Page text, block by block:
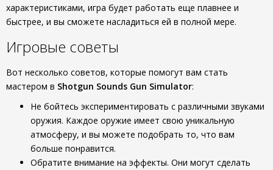
характеристиками, игра будет работать еще плавнее и
быстрее, и вы сможете насладиться ей в полной мере.
Игровые советы
Вот несколько советов, которые помогут вам стать
мастером в Shotgun Sounds Gun Simulator:
Не бойтесь экспериментировать с различными звуками
оружия. Каждое оружие имеет свою уникальную
атмосферу, и вы можете подобрать то, что вам
больше понравится.
Обратите внимание на эффекты. Они могут сделать